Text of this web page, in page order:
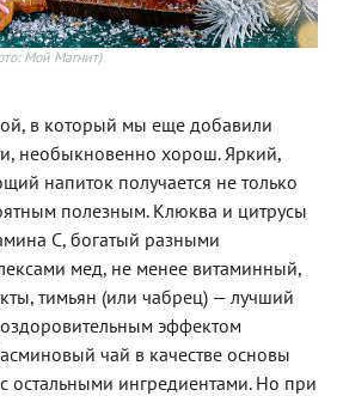
Мой Магнит)
в который мы еще добавили
необыкновенно хорош. Яркий,
напиток получается не только
полезным. Клюква и цитрусы
С, богатый разными
мед, не менее витаминный,
тимьян (или чабрец) — лучший
эффектом
чай в качестве основы
остальными ингредиентами. Но при